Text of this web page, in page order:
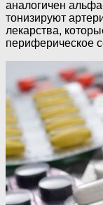
аналогичен
тонизируют
лекарства,
периферическое